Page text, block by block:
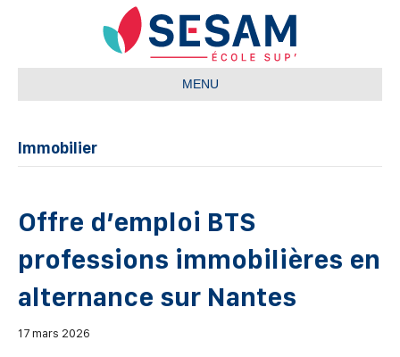
MENU
Immobilier
Offre d’emploi BTS
professions immobilières en
alternance sur Nantes
17 mars 2026